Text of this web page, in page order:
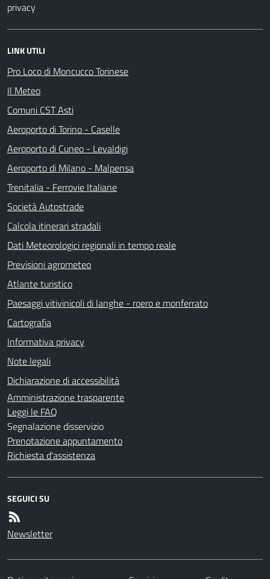
privacy
LINK UTILI
Pro Loco di Moncucco Torinese
Il Meteo
Comuni CST Asti
Aeroporto di Torino - Caselle
Aeroporto di Cuneo - Levaldigi
Aeroporto di Milano - Malpensa
Trenitalia - Ferrovie Italiane
Società Autostrade
Calcola itinerari stradali
Dati Meteorologici regionali in tempo reale
Previsioni agrometeo
Atlante turistico
Paesaggi vitivinicoli di langhe - roero e monferrato
Cartografia
Informativa privacy
Note legali
Dichiarazione di accessibilità
Amministrazione trasparente
Leggi le FAQ
Segnalazione disservizio
Prenotazione appuntamento
Richiesta d'assistenza
SEGUICI SU
Newsletter